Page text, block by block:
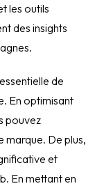
les outils
des insights
de
En optimisant
pouvez
marque. De plus,
et
En mettant en